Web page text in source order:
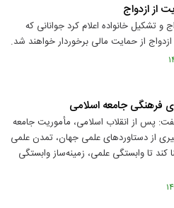
از ازدواج
و تشکیل خانواده اعلام کرد جوانانی که
از حمایت مالی برخوردار خواهند شد.
فرهنگی جامعه اسلامی
پس از انقلاب اسلامی، مأموریت جامعه
از دستاوردهای علمی جهان، تمدن علمی
تا وابستگی علمی، زمینه‌ساز وابستگی